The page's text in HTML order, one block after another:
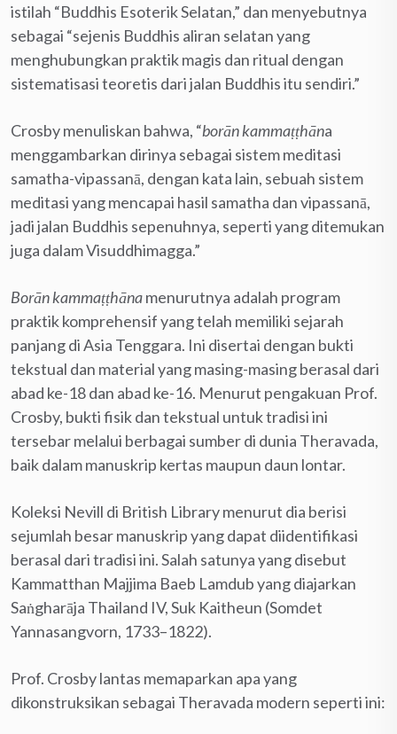
istilah “Buddhis Esoterik Selatan,” dan menyebutnya
sebagai “sejenis Buddhis aliran selatan yang
menghubungkan praktik magis dan ritual dengan
sistematisasi teoretis dari jalan Buddhis itu sendiri.”
Crosby menuliskan bahwa, “borān kammaṭṭhāna
menggambarkan dirinya sebagai sistem meditasi
samatha-vipassanā, dengan kata lain, sebuah sistem
meditasi yang mencapai hasil samatha dan vipassanā,
jadi jalan Buddhis sepenuhnya, seperti yang ditemukan
juga dalam Visuddhimagga.”
Borān kammaṭṭhānamenurutnya adalah program
praktik komprehensif yang telah memiliki sejarah
panjang di Asia Tenggara. Ini disertai dengan bukti
tekstual dan material yang masing-masing berasal dari
abad ke-18 dan abad ke-16. Menurut pengakuan Prof.
Crosby, bukti fisik dan tekstual untuk tradisi ini
tersebar melalui berbagai sumber di dunia Theravada,
baik dalam manuskrip kertas maupun daun lontar.
Koleksi Nevill di British Library menurut dia berisi
sejumlah besar manuskrip yang dapat diidentifikasi
berasal dari tradisi ini. Salah satunya yang disebut
Kammatthan Majjima Baeb Lamdub yang diajarkan
Saṅgharāja Thailand IV, Suk Kaitheun (Somdet
Yannasangvorn, 1733–1822).
Prof. Crosby lantas memaparkan apa yang
dikonstruksikan sebagai Theravada modern seperti ini: